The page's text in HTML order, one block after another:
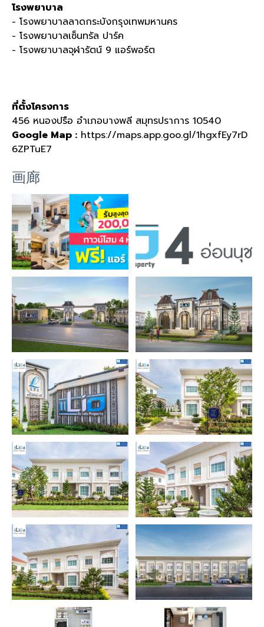
โรงพยาบาล
- โรงพยาบาลลาดกระบังกรุงเทพมหานคร
- โรงพยาบาลเซ็นทรัล ปาร์ค
- โรงพยาบาลจุฬารัตน์ 9 แอร์พอร์ต
ที่ตั้งโครงการ
456 หนองปรือ อำเภอบางพลี สมุทรปราการ 10540
Google Map : https://maps.app.goo.gl/1hgxfEy7rD
6ZPTuE7
画廊